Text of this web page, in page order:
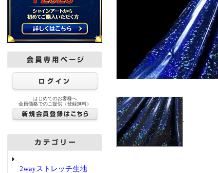
はじめてのお客様へ
会員価格でのご提供（登録無料）
2wayストレッチ生地